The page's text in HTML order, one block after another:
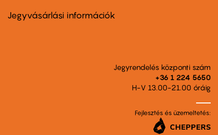
second
Jegyvásárlási információk
Jegyrendelés központi szám
+36 1 224 5650
H-V 13.00-21.00 óráig
Fejlesztés és üzemeltetés: